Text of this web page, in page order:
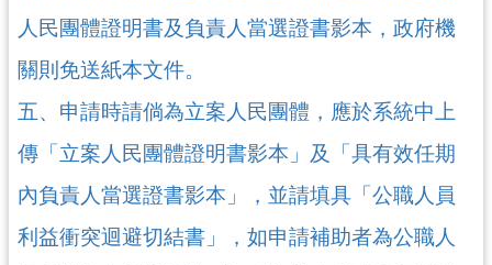
告
桃
趣
動
園
f
a
人民團體證明書及負責人當選證書影本，政府機
關則免送紙本文件。
五、申請時請倘為立案人民團體，應於系統中上
傳「立案人民團體證明書影本」及「具有效任期
內負責人當選證書影本」，並請填具「公職人員
利益衝突迴避切結書」，如申請補助者為公職人